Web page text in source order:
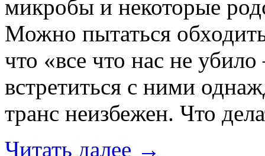
микробы и некоторые
Можно пытаться
что «все что нас не
встретиться с ними
транс неизбежен. Что
Читать далее →